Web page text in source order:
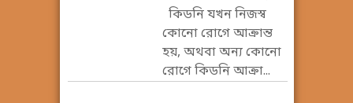
কিডনি যখন নিজস্ব
কোনো রোগে আক্রান্ত
হয়, অথবা অন্য কোনো
রোগে কিডনি আক্রা...